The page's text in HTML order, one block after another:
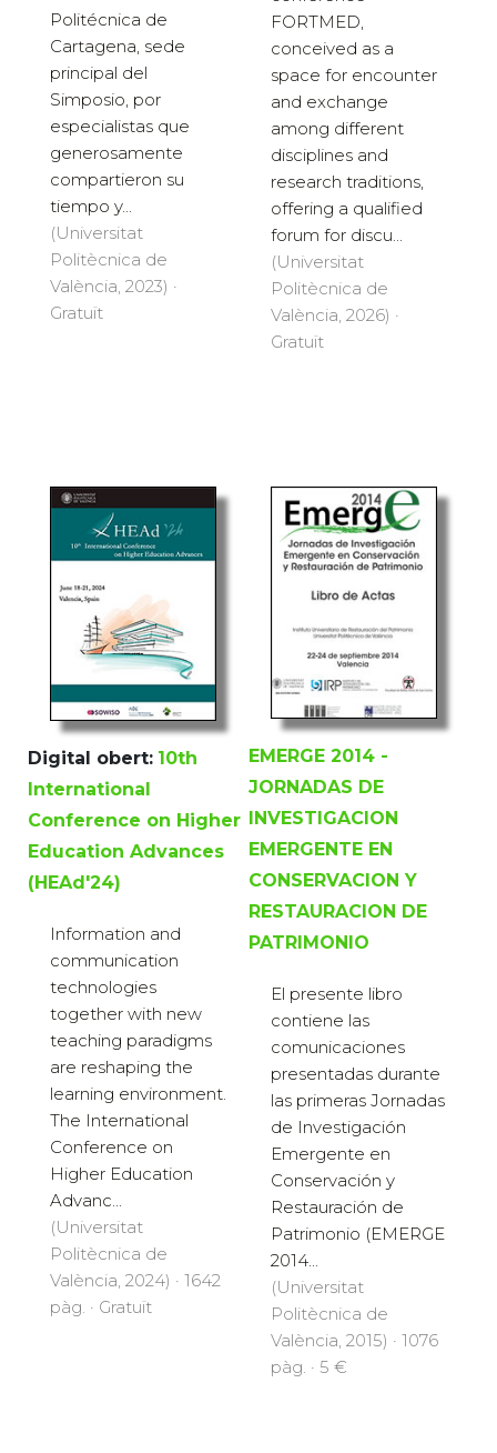
Politécnica de
Cartagena, sede
principal del
Simposio, por
especialistas que
generosamente
compartieron su
tiempo y...
(Universitat
Politècnica de
València, 2023) ·
Gratuït
FORTMED,
conceived as a
space for encounter
and exchange
among different
disciplines and
research traditions,
offering a qualified
forum for discu...
(Universitat
Politècnica de
València, 2026) ·
Gratuït
Digital obert: 10th
International
Conference on Higher
Education Advances
(HEAd'24)
Information and
communication
technologies
together with new
teaching paradigms
are reshaping the
learning environment.
The International
Conference on
Higher Education
Advanc...
(Universitat
Politècnica de
València, 2024) · 1642
pàg. · Gratuït
EMERGE 2014 -
JORNADAS DE
INVESTIGACION
EMERGENTE EN
CONSERVACION Y
RESTAURACION DE
PATRIMONIO
El presente libro
contiene las
comunicaciones
presentadas durante
las primeras Jornadas
de Investigación
Emergente en
Conservación y
Restauración de
Patrimonio (EMERGE
2014...
(Universitat
Politècnica de
València, 2015) · 1076
pàg. · 5 €